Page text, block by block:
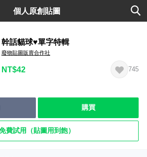
個人原創貼圖
幹話貓球♥單字特輯
廢物貼圖販賣合作社
NT$42 745
購買
費試用（貼圖用到飽）